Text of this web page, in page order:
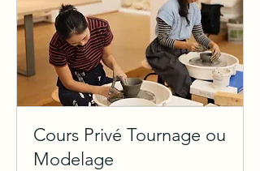
Cours Privé Tournage ou
Modelage